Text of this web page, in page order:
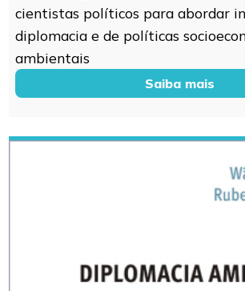
cientistas políticos para abordar
diplomacia e de políticas
ambientais
Saiba mais